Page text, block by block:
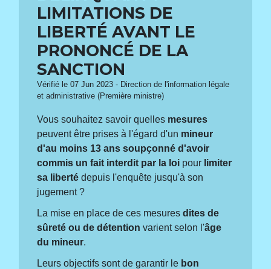
LIMITATIONS DE
LIBERTÉ AVANT LE
PRONONCÉ DE LA
SANCTION
Vérifié le 07 Jun 2023 - Direction de l'information légale
et administrative (Première ministre)
Vous souhaitez savoir quelles mesures
peuvent être prises à l'égard d'un mineur
d'au moins 13 ans soupçonné d'avoir
commis un fait interdit par la loi pour limiter
sa liberté depuis l'enquête jusqu'à son
jugement ?
La mise en place de ces mesuresdites de
sûreté ou de détention varient selon l'âge
du mineur.
Leurs objectifs sont de garantir le bon